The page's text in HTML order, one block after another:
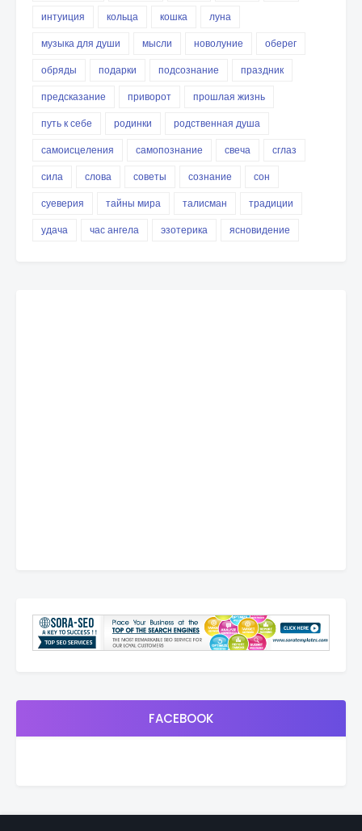
интуиция
кольца кошка
луна
музыка для души
мысли новолуние
оберег
обряды
подарки подсознание
праздник
предсказание
приворот
прошлая жизнь
путь к себе
родинки
родственная душа
самоисцеления
самопознание свеча
сглаз
сила
слова советы сознание
сон
суеверия
тайны мира талисман
традиции
удача
час ангела эзотерика ясновидение
FACEBOOK